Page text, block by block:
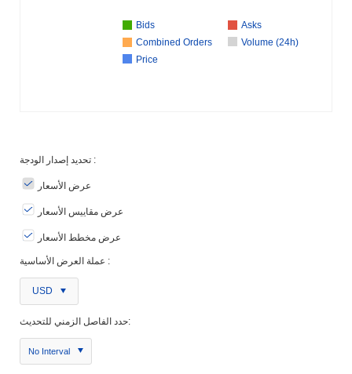
Bids
Asks
Combined Orders
Volume (24h)
Price
تحديد إصدار الودجة :
عرض الأسعار
عرض مقاييس الأسعار
عرض مخطط الأسعار
عملة العرض الأساسية :
USD
حدد الفاصل الزمني للتحديث:
No Interval